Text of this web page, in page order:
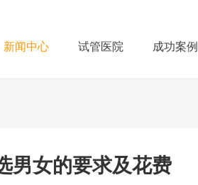
新闻中心 试管医院 成功案例
男女的要求及花费